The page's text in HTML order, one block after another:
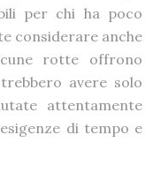
per chi ha poco
considerare anche
rotte offrono
avere solo
attentamente
di tempo e